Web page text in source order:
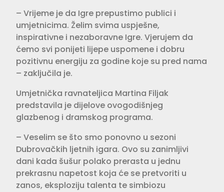
– Vrijeme je da Igre prepustimo publici i
umjetnicima. Želim svima uspješne,
inspirativne i nezaboravne Igre. Vjerujem da
ćemo svi ponijeti lijepe uspomene i dobru
pozitivnu energiju za godine koje su pred nama
– zaključila je.
Umjetnička ravnateljica Martina Filjak
predstavila je dijelove ovogodišnjeg
glazbenog i dramskog programa.
– Veselim se što smo ponovno u sezoni
Dubrovačkih ljetnih igara. Ovo su zanimljivi
dani kada šušur polako prerasta u jednu
prekrasnu napetost koja će se pretvoriti u
zanos, eksploziju talenta te simbiozu